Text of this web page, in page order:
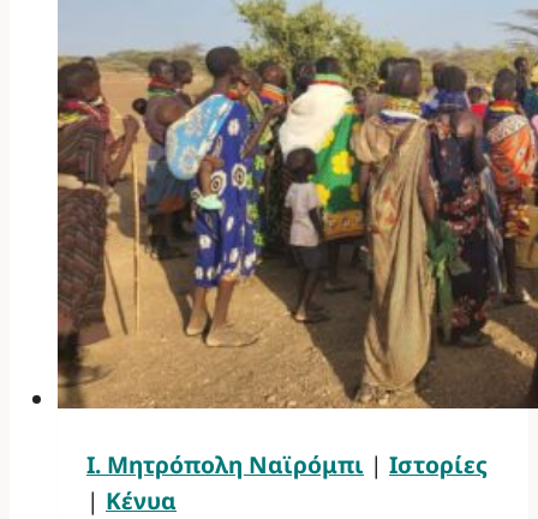
Ι. Μητρόπολη Ναϊρόμπι | Ιστορίες
| Κένυα